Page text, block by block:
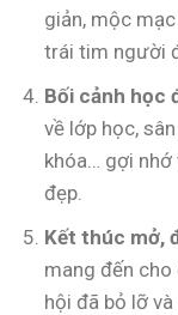
giản, mộc
trái tim người
Bối cảnh học
về lớp học,
khóa… gợi
đẹp.
Kết thúc mở,
mang đến
hội đã bỏ lỡ